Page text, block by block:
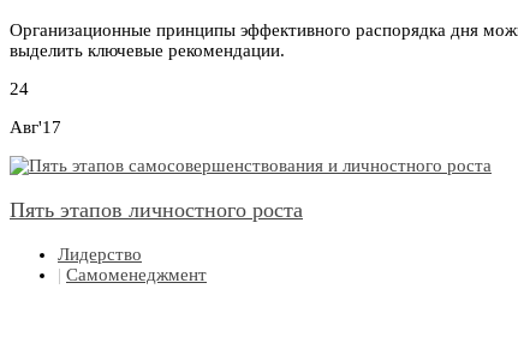
Организационные принципы эффективного распорядка дня
выделить ключевые рекомендации.
24
Авг'17
Пять этапов личностного роста
Лидерство
| Самоменеджмент